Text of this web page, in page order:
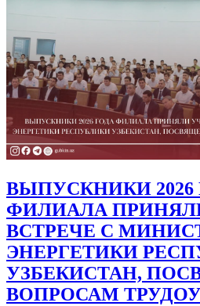
ВЫПУСКНИКИ 2026
ФИЛИАЛА
ВСТРЕЧЕ С
ЭНЕРГЕТИКИ
УЗБЕКИСТАН,
ВОПРОСАМ